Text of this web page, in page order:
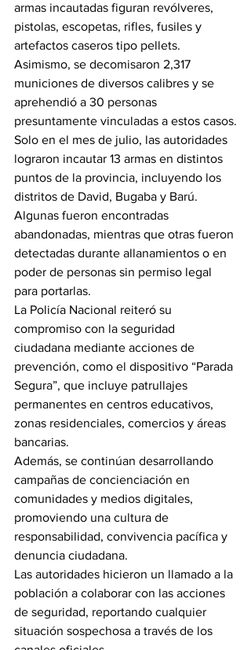
armas incautadas figuran revólveres,
pistolas, escopetas, rifles, fusiles y
artefactos caseros tipo pellets.
Asimismo, se decomisaron 2,317
municiones de diversos calibres y se
aprehendió a 30 personas
presuntamente vinculadas a estos casos.
Solo en el mes de julio, las autoridades
lograron incautar 13 armas en distintos
puntos de la provincia, incluyendo los
distritos de David, Bugaba y Barú.
Algunas fueron encontradas
abandonadas, mientras que otras fueron
detectadas durante allanamientos o en
poder de personas sin permiso legal
para portarlas.
La Policía Nacional reiteró su
compromiso con la seguridad
ciudadana mediante acciones de
prevención, como el dispositivo “Parada
Segura”, que incluye patrullajes
permanentes en centros educativos,
zonas residenciales, comercios y áreas
bancarias.
Además, se continúan desarrollando
campañas de concienciación en
comunidades y medios digitales,
promoviendo una cultura de
responsabilidad, convivencia pacífica y
denuncia ciudadana.
Las autoridades hicieron un llamado a la
población a colaborar con las acciones
de seguridad, reportando cualquier
situación sospechosa a través de los